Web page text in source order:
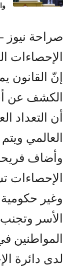
صراحة نيوز
الإحصاءات
إنّ القانون
الكشف عن أي
أن التعداد
العالمي
وأضاف
الإحصاءات
وغير
الأسر
المواطنين
لدى دائرة